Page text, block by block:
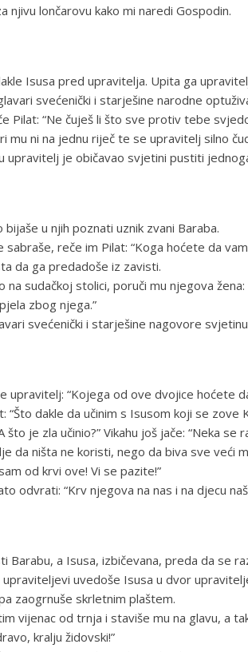
njivu lončarovu kako mi naredi Gospodin.
Isusa pred upravitelja. Upita ga
svećenički i starješine narodne
Pilat: “Ne čuješ li što sve protiv tebe
mu ni na jednu riječ te se upravitelj silno
upravitelj je običavao svjetini pustiti
bijaše u njih poznati uznik zvani Baraba.
sabraše, reče im Pilat: “Koga hoćete da
da ga predadoše iz zavisti.
na sudačkoj stolici, poruči mu njegova
zbog njega.”
svećenički i starješine nagovore
upravitelj: “Kojega od ove dvojice hoćete
“Što dakle da učinim s Isusom koji se zove
što je zla učinio?” Vikahu još jače: “Neka se
da ništa ne koristi, nego da biva sve
od krvi ove! Vi se pazite!”
odvrati: “Krv njegova na nas i na djecu
Barabu, a Isusa, izbičevana, preda da se
upraviteljevi uvedoše Isusa u dvor
zaogrnuše skrletnim plaštem.
vijenac od trnja i staviše mu na glavu, a
kralju židovski!”